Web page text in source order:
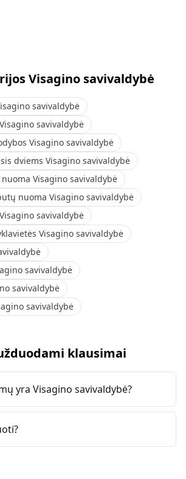
Visagino savivaldybė
savivaldybė
savivaldybė
Visagino savivaldybė
dviems Visagino savivaldybė
Visagino savivaldybė
nuoma Visagino savivaldybė
savivaldybė
Visagino savivaldybė
savivaldybė
savivaldybė
savivaldybė
klausimai
yra Visagino savivaldybė?